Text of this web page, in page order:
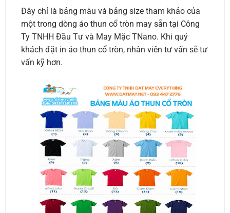
Đây chỉ là bảng màu và bảng size tham khảo của
một trong dòng áo thun cổ tròn may sẵn tại Công
Ty TNHH Đầu Tư và May Mặc TNano. Khi quý
khách đặt in áo thun cổ tròn, nhân viên tư vấn sẽ tư
vấn kỹ hơn.